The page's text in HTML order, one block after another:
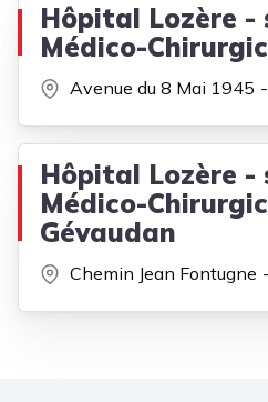
Hôpital Lozère -
Médico-
Avenue du 8 Mai 1945
Hôpital Lozère -
Médico-
Gévaudan
Chemin Jean Fontugne